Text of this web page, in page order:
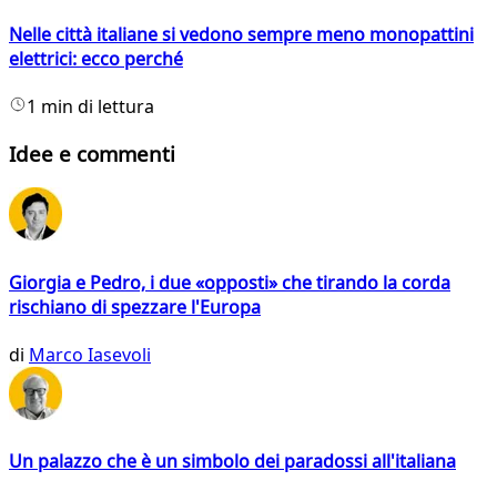
Nelle città italiane si vedono sempre meno monopattini
elettrici: ecco perché
1 min di lettura
Idee e commenti
Giorgia e Pedro, i due «opposti» che tirando la corda
rischiano di spezzare l'Europa
di Marco Iasevoli
Un palazzo che è un simbolo dei paradossi all'italiana